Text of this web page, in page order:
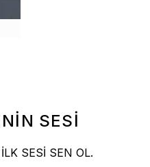
SESİ
SESİ SEN OL.